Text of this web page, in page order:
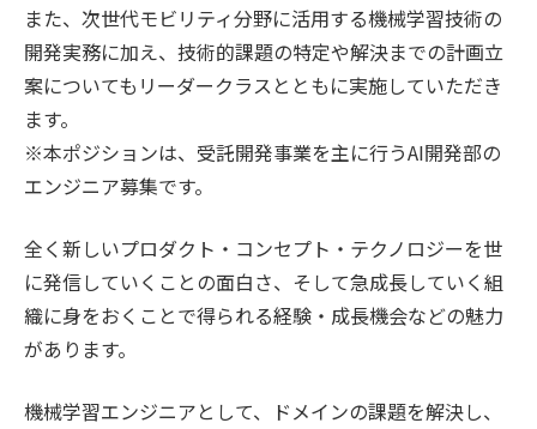
また、次世代モビリティ分野に活用する機械学習技術の
開発実務に加え、技術的課題の特定や解決までの計画立
案についてもリーダークラスとともに実施していただき
ます。
※本ポジションは、受託開発事業を主に行うAI開発部の
エンジニア募集です。
全く新しいプロダクト・コンセプト・テクノロジーを世
に発信していくことの面白さ、そして急成長していく組
織に身をおくことで得られる経験・成長機会などの魅力
があります。
機械学習エンジニアとして、ドメインの課題を解決し、